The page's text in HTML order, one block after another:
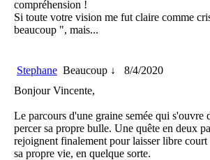
compréhension !
Si toute votre vision me fut claire comme
beaucoup ", mais...
Stephane Beaucoup ↓
8/4/2020
Bonjour Vincente,
Le parcours d'une graine semée qui s'ouvre
percer sa propre bulle. Une quête en deux
rejoignent finalement pour laisser libre court
sa propre vie, en quelque sorte.